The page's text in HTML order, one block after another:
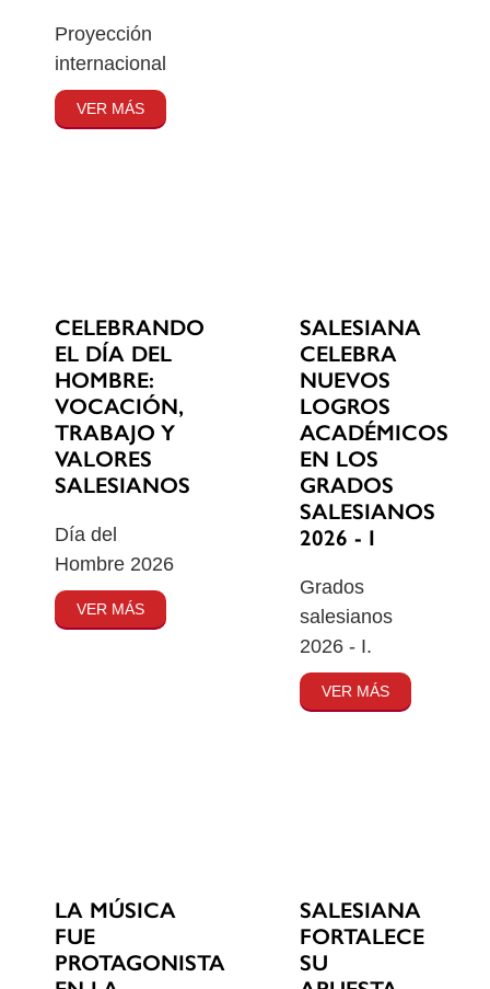
Proyección
internacional
VER MÁS
CELEBRANDO
EL DÍA DEL
HOMBRE:
VOCACIÓN,
TRABAJO Y
VALORES
SALESIANOS
Día del
Hombre 2026
VER MÁS
SALESIANA
CELEBRA
NUEVOS
LOGROS
ACADÉMICOS
EN LOS
GRADOS
SALESIANOS
2026 - I
Grados
salesianos
2026 - I.
VER MÁS
LA MÚSICA
FUE
PROTAGONISTA
SALESIANA
FORTALECE
SU